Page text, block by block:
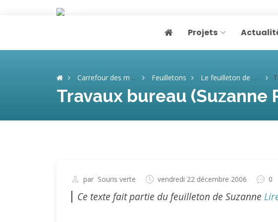
Page home
Projets
Carrefour des mémoires Feuilletons Le feuilleton de Suzanne
Travaux bureau (Suzanne
par Souris verte vendredi 22 décembre 2006 0
Ce texte fait partie du feuilleton de Suzanne